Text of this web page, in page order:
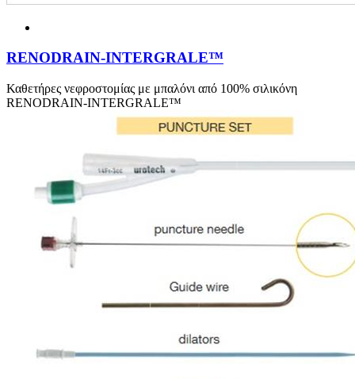
RENODRAIN-INTERGRALE™
Καθετήρες νεφροστομίας με μπαλόνι από 100% σιλικόνη
RENODRAIN-INTERGRALE™